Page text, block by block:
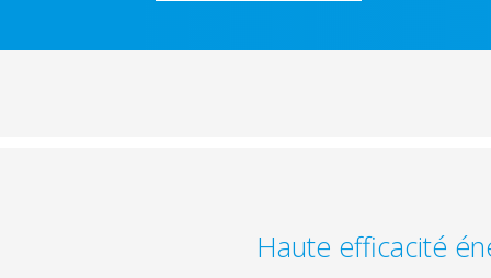
Haute efficacité